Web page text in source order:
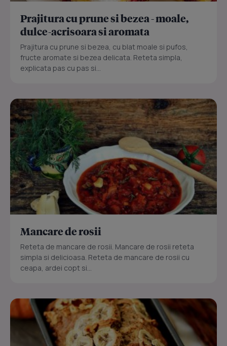
Prajitura cu prune si bezea - moale,
dulce-acrisoara si aromata
Prajitura cu prune si bezea, cu blat moale si pufos,
fructe aromate si bezea delicata. Reteta simpla,
explicata pas cu pas si...
Mancare de rosii
Reteta de mancare de rosii. Mancare de rosii reteta
simpla si delicioasa. Reteta de mancare de rosii cu
ceapa, ardei copt si...